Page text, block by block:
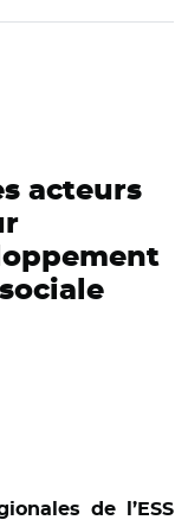
sur Linkedin
page sur Twitter
cette page sur
acteurs
de l’ESS